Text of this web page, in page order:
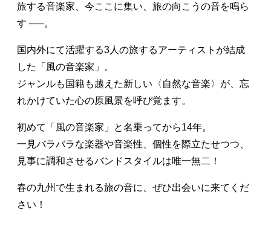
旅する音楽家、今ここに集い、旅の向こうの音を鳴ら
す —–。
国内外にて活躍する3人の旅するアーティストが結成
した「風の音楽家」。
ジャンルも国籍も越えた新しい〈自然な音楽〉が、忘
れかけていた心の原風景を呼び覚ます。
初めて「風の音楽家」と名乗ってから14年。
一見バラバラな楽器や音楽性、個性を際立たせつつ、
見事に調和させるバンドスタイルは唯一無二！
春の九州で生まれる旅の音に、ぜひ出会いに来てくだ
さい！